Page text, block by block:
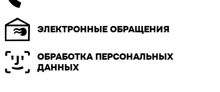
ЭЛЕКТРОННЫЕ ОБРАЩЕНИЯ
ОБРАБОТКА ПЕРСОНАЛЬНЫХ
ДАННЫХ